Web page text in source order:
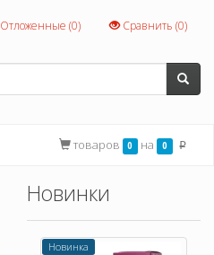
Отложенные (0) Сравнить (0)
товаров 0 на 0 p
Новинки
Новинка